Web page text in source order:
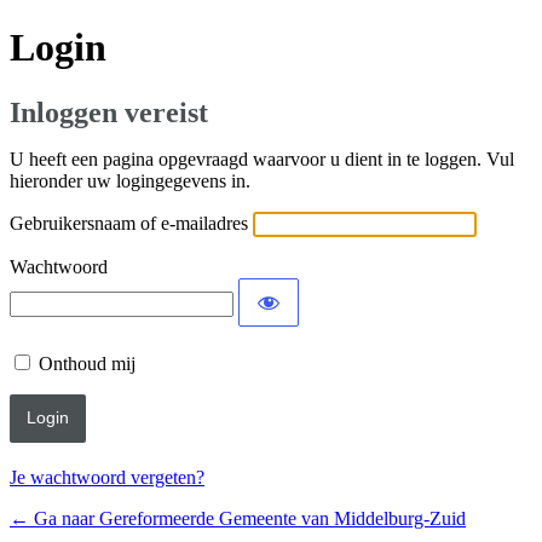
Login
Inloggen vereist
U heeft een pagina opgevraagd waarvoor u dient in te loggen. Vul
hieronder uw logingegevens in.
Gebruikersnaam of e-mailadres
Wachtwoord
Onthoud mij
Je wachtwoord vergeten?
← Ga naar Gereformeerde Gemeente van Middelburg-Zuid